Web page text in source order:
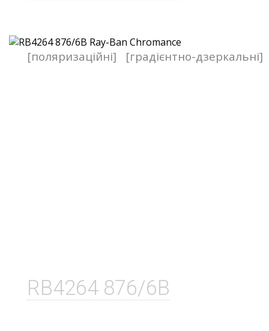
RB4264 876/6B
[поляризаційні] [градієнтно-дзеркальні]